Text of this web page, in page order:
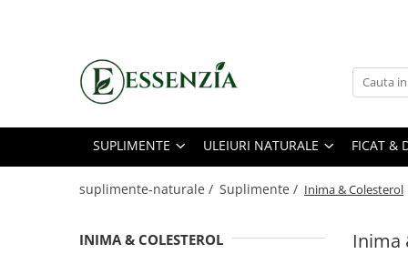
Suplimente
Anti-Inbatranire
Antiinflamatoare
Coloidale Biomed
Uleiuri Naturale
Ulei Presat la Rece
Uleiuri Esentiale
Echilibru Metabolic
Echilibru Glicemic
Greutate & Apetit
Energie & Vitalitate
SUPLIMENTE ULEIURI NATURALE FICAT &
suplimente-naturale / Suplimente / Inima & Colesterol
Inima
INIMA & COLESTEROL